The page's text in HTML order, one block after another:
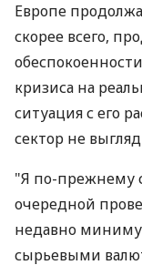
Европе
скорее всего,
кризиса на
ситуация с его
сектор не
"Я по-прежнему
очередной
недавно
сырьевыми